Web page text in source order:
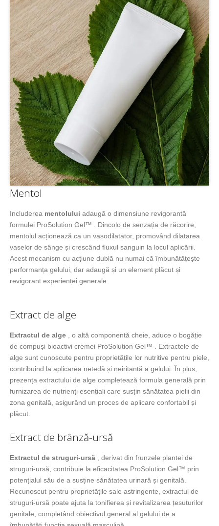
Mentol
Includerea mentolului adaugă o dimensiune revigorantă
formulei ProSolution Gel™ . Dincolo de senzația de răcorire,
mentolul acționează ca un vasodilatator, promovând dilatarea
vaselor de sânge și crescând fluxul sanguin la locul aplicării.
Acest mecanism cu acțiune dublă nu numai că îmbunătățește
performanța gelului, dar adaugă și un element plăcut și
revigorant experienței generale.
Extract de alge
Extractul de alge , o altă componentă cheie, aduce o bogăție
de compuși bioactivi cremei ProSolution Gel™ . Extractele de
alge sunt cunoscute pentru proprietățile lor nutritive pentru piele,
contribuind la aplicarea netedă și neiritantă a gelului. În plus,
prezența extractului de alge completează formula generală prin
furnizarea de nutrienți esențiali care susțin sănătatea pielii din
zona genitală, asigurând un proces de aplicare confortabil și
plăcut.
Extract de brânză-ursă
Extractul de struguri-ursă , derivat din frunzele plantei de
struguri-ursă, contribuie la eficacitatea ProSolution Gel™ prin
potențialul său de a susține sănătatea urinară și genitală.
Recunoscut pentru proprietățile sale astringente, extractul de
struguri-ursă poate ajuta la tonifierea și revitalizarea țesuturilor
genitale, completând obiectivul general al gelului de a